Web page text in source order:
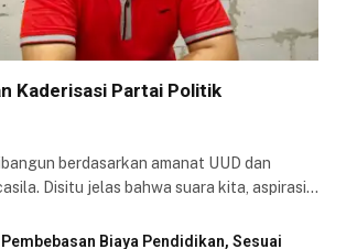
Kaderisasi Partai Politik
berdasarkan amanat UUD dan
Disitu jelas bahwa suara kita, aspirasi…
Pembebasan Biaya Pendidikan, Sesuai